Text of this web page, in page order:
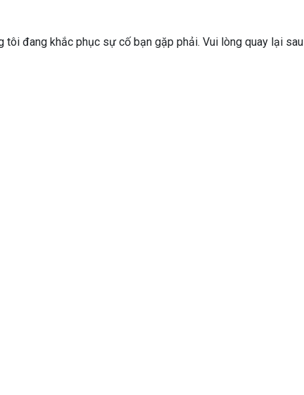
tôi đang khắc phục sự cố bạn gặp phải. Vui lòng quay lại sau